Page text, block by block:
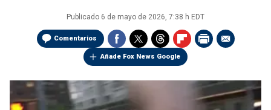
Publicado 6 de mayo de 2026, 7:38 h EDT
Comentarios
Añade Fox News Google